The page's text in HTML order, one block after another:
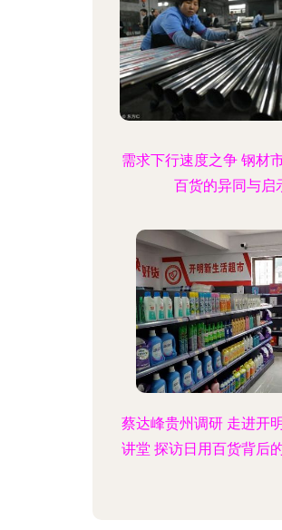
需求下行速度之争 钢材
百货的异同与启
蔡达峰贵州调研 走进开
讲堂 探访日用百货背后